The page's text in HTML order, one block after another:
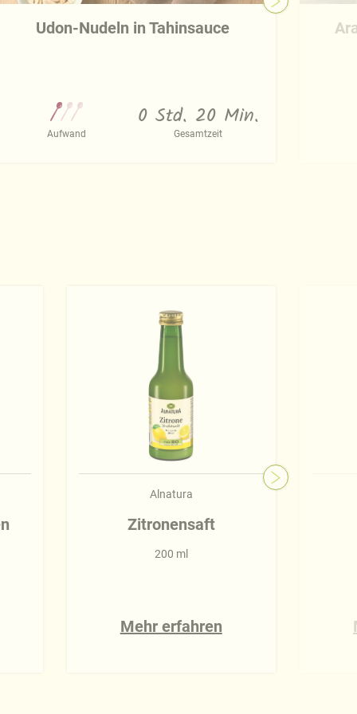
Udon-Nudeln in Tahinsauce
Aufwand
0 Std. 20 Min.
Gesamtzeit
Alnatura
Zitronensaft
200 ml
Mehr erfahren